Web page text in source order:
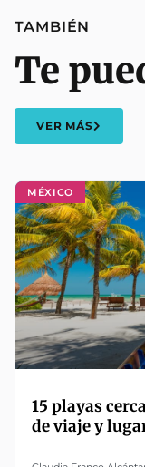
MÉXICO
15 playas
de viaje y
TAMBIÉN
Te
VER MÁS